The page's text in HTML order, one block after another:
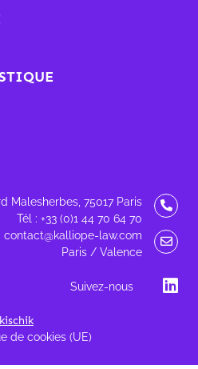
Malesherbes, 75017 Paris
Tél : +33 (0)1 44 70 64 70
contact@kalliope-law.com
Paris / Valence
Suivez-nous
de cookies (UE)